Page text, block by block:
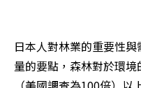
日本人對林業的重要性
量的要點，森林對於環